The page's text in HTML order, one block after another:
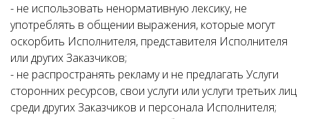
- не использовать ненормативную лексику, не
употреблять в общении выражения, которые могут
оскорбить Исполнителя, представителя Исполнителя
или других Заказчиков;
- не распространять рекламу и не предлагать Услуги
сторонних ресурсов, свои услуги или услуги третьих лиц
среди других Заказчиков и персонала Исполнителя;